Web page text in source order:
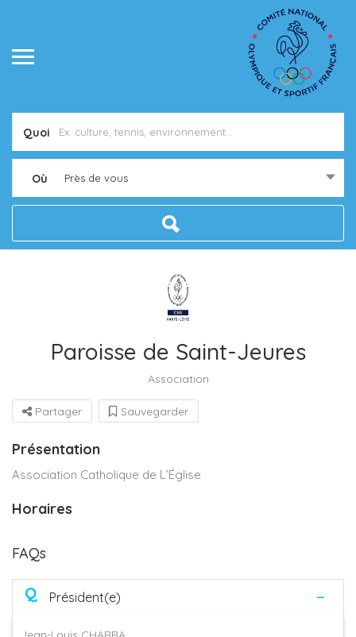
Quoi
Où Près de vous
Paroisse de Saint-Jeures
Association
Partager Sauvegarder
Présentation
Association Catholique de L’Église
Horaires
FAQs
Q Président(e)